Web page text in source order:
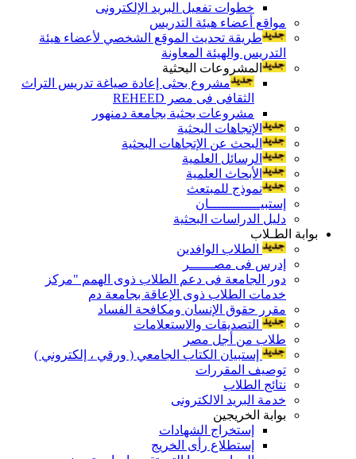
خطوات تفعيل البريد الإلكترونى
مواقع أعضاء هيئة التدريس
طريقة تحديث الموقع الشخصي لأعضاء هيئة
التدريس والهيئة المعاونة
المشروعات البحثية
مشروع بحثى إعادة صياغة تدريس التراث
الثقافى فى مصر REHEED
مشروعات بحثية بجامعة دمنهور
الإتجاهات البحثية
البحث عن الإتجاهات البحثية
الرسائل العلمية
الأبحاث العلمية
نموذج للمبتعث
إستبيـــــــــــــان
دليل الدراسات البحثية
بوابة الطـلاب
الطلاب الوافدين
إدرس فى مصــــــر
دور الجامعة فى دعم الطلاب ذوى الهمم "مركز
خدمات الطلاب ذوى الإعاقة بجامعة دم
مقرر حقوق الإنسان ومكافحة الفساد
التصديقات والاستعلامات
طلاب من أجل مصر
إستبيان الكتاب الجامعي ( ورقي ، إلكتروني )
توصيف المقررات
نتائج الطلاب
خدمة البريد الالكترونى
بوابة الخريجين
إستخراج الشهادات
إستطلاع رأى الخريج